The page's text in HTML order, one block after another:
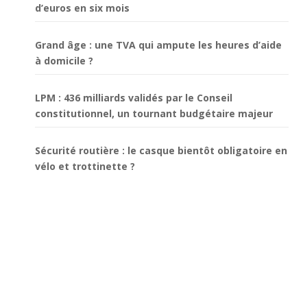
d’euros en six mois
Grand âge : une TVA qui ampute les heures d’aide
à domicile ?
LPM : 436 milliards validés par le Conseil
constitutionnel, un tournant budgétaire majeur
Sécurité routière : le casque bientôt obligatoire en
vélo et trottinette ?